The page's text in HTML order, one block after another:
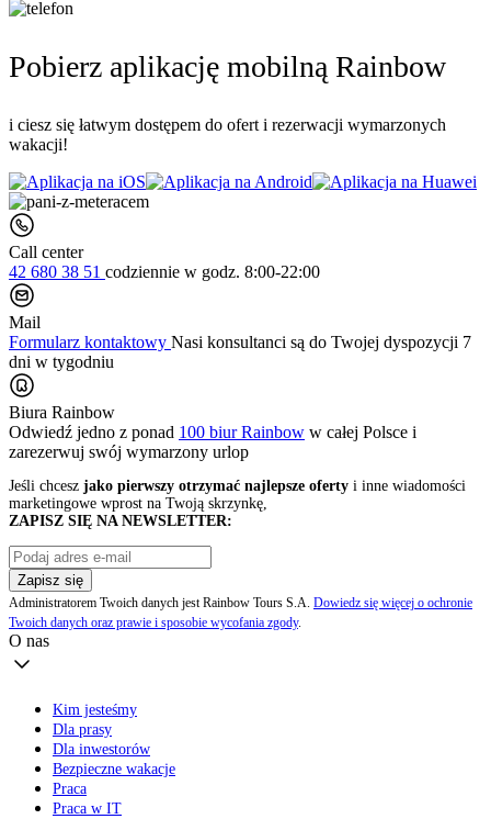
Pobierz aplikację mobilną Rainbow
i ciesz się łatwym dostępem do ofert i rezerwacji wymarzonych
wakacji!
Call center
42 680 38 51 codziennie w godz. 8:00-22:00
Mail
Formularz kontaktowy Nasi konsultanci są do Twojej dyspozycji 7
dni w tygodniu
Biura Rainbow
Odwiedź jedno z ponad 100 biur Rainbow w całej Polsce i
zarezerwuj swój wymarzony urlop
Jeśli chcesz jako pierwszy otrzymać najlepsze oferty i inne wiadomości
marketingowe wprost na Twoją skrzynkę,
ZAPISZ SIĘ NA NEWSLETTER:
Zapisz się
Administratorem Twoich danych jest Rainbow Tours S.A. Dowiedz się więcej o ochronie
Twoich danych oraz prawie i sposobie wycofania zgody.
O nas
Kim jesteśmy
Dla prasy
Dla inwestorów
Bezpieczne wakacje
Praca
Praca w IT